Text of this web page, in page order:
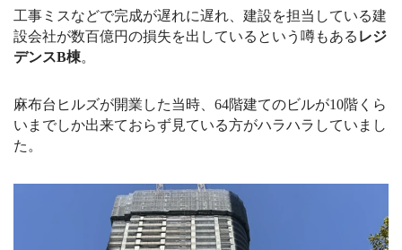
工事ミスなどで完成が遅れに遅れ、建設を担当している建
設会社が数百億円の損失を出しているという噂もある レジ
デンスB棟。
麻布台ヒルズが開業した当時、64階建てのビルが10階くら
いまでしか出来ておらず見ている方がハラハラしていまし
た 。